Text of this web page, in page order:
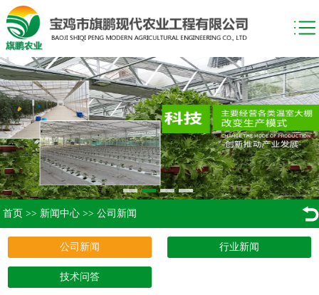
首页 >> 新闻中心 >> 公司新闻
公司新闻 行业新闻
技术问答